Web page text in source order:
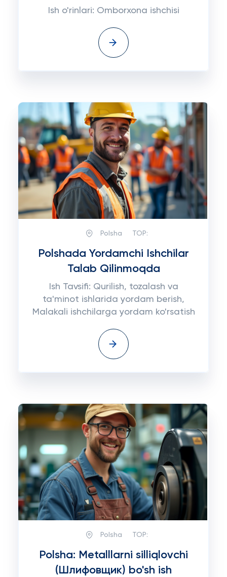
Ish o'rinlari: Omborxona ishchisi
Polsha TOP:
Polshada Yordamchi Ishchilar
Talab Qilinmoqda
Ish Tavsifi: Qurilish, tozalash va
ta'minot ishlarida yordam berish,
Malakali ishchilarga yordam ko'rsatish
Polsha TOP:
Polsha: Metalllarni silliqlovchi
(Шлифовщик) bo'sh ish